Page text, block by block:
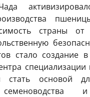
страны
стало создание
стать основой
семеноводства